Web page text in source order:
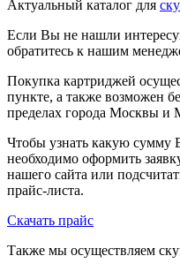
Актуальный каталог для
Если Вы не нашли
обратитесь к нашим
Покупка картриджей
пункте, а также возможен
пределах города Москвы и
Чтобы узнать какую сумму
необходимо оформить
нашего сайта или
прайс-листа.
Скачать прайс
Также мы осуществляем